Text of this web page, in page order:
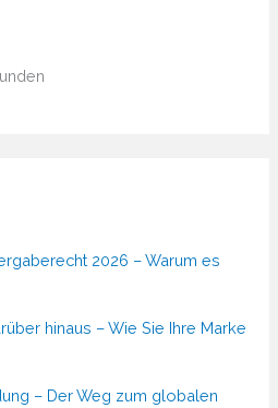
2026 – Warum es
hinaus – Wie Sie Ihre Marke
– Der Weg zum globalen